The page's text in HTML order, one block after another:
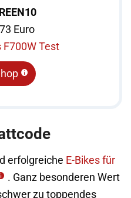
Euro
F700W Test
erfolgreiche E-Bikes für
. Ganz besonderen Wert
zu toppendes